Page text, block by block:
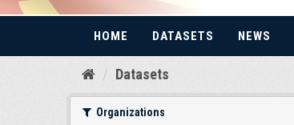
Skip
HOME DATASETS NEWS
Datasets
Organizations